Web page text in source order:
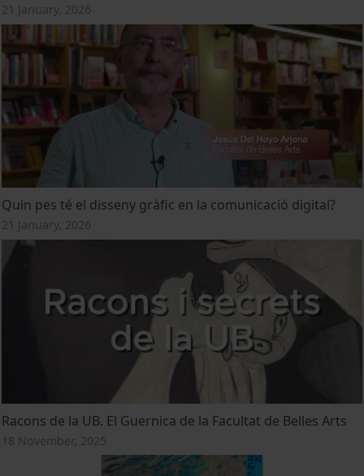
21 January, 2026
Quin pes té el disseny gràfic en la comunicació digital?
21 January, 2026
Racons de la UB. El Guernica de la Facultat de Belles Arts
18 November, 2025